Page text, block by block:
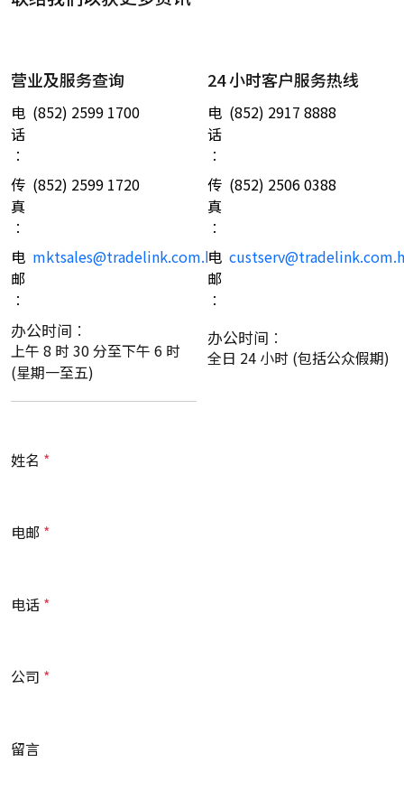
营业及服务查询
电
话
︰
(852) 2599 1700
传
真
︰
(852) 2599 1720
电
邮
︰
mktsales@tradelink.com.hk
办公时间︰
上午 8 时 30 分至下午 6 时
(星期一至五)
24 小时客户服务热线
电
话
︰
(852) 2917 8888
传
真
︰
(852) 2506 0388
电
邮
︰
办公时间︰
全日 24 小时 (包括公众假期)
姓名
电邮
电话
公司
留言